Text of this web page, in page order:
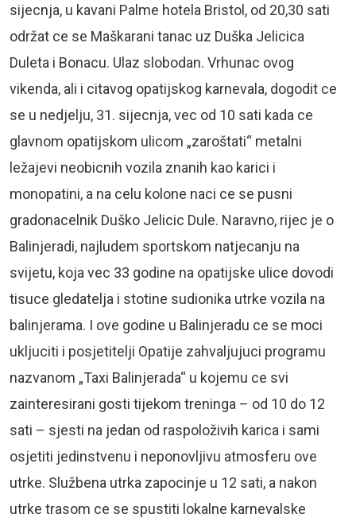
sijecnja, u kavani Palme hotela Bristol, od 20,30 sati
održat ce se Maškarani tanac uz Duška Jelicica
Duleta i Bonacu. Ulaz slobodan. Vrhunac ovog
vikenda, ali i citavog opatijskog karnevala, dogodit ce
se u nedjelju, 31. sijecnja, vec od 10 sati kada ce
glavnom opatijskom ulicom „zaroštati“ metalni
ležajevi neobicnih vozila znanih kao karici i
monopatini, a na celu kolone naci ce se pusni
gradonacelnik Duško Jelicic Dule. Naravno, rijec je o
Balinjeradi, najludem sportskom natjecanju na
svijetu, koja vec 33 godine na opatijske ulice dovodi
tisuce gledatelja i stotine sudionika utrke vozila na
balinjerama. I ove godine u Balinjeradu ce se moci
ukljuciti i posjetitelji Opatije zahvaljujuci programu
nazvanom „Taxi Balinjerada“ u kojemu ce svi
zainteresirani gosti tijekom treninga – od 10 do 12
sati – sjesti na jedan od raspoloživih karica i sami
osjetiti jedinstvenu i neponovljivu atmosferu ove
utrke. Službena utrka zapocinje u 12 sati, a nakon
utrke trasom ce se spustiti lokalne karnevalske